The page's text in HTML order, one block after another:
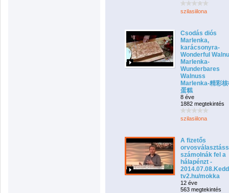
szilasiilona
Csodás diós
Marlenka,
karácsonyra-
Wonderful
Marlenka-
Wunderbares
Walnuss
Marlenka-精彩核
蛋糕
8 éve
1882 megtekintés
szilasiilona
A fizetős
számolnák fel a
hálapénzt -
tv2.hu/mokka
12 éve
563 megtekintés